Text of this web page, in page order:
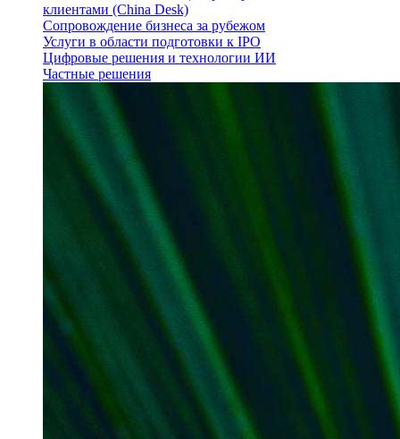
клиентами (China Desk)
Сопровождение бизнеса за рубежом
Услуги в области подготовки к IPO
Цифровые решения и технологии ИИ
Частные решения